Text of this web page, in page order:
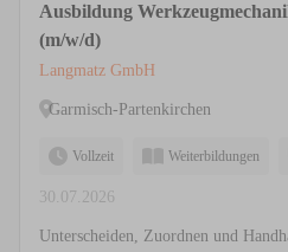
Ausbildung
(m/w/d)
Langmatz GmbH
Garmisch-Partenkirchen
Vollzeit Weiterbildungen
30.07.2026
Unterscheiden, Zuordnen und